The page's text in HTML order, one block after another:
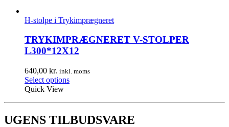
H-stolpe i Trykimprægneret
TRYKIMPRÆGNERET V-STOLPER
L300*12X12
640,00 kr. inkl. moms
Select options
Quick View
UGENS TILBUDSVARE